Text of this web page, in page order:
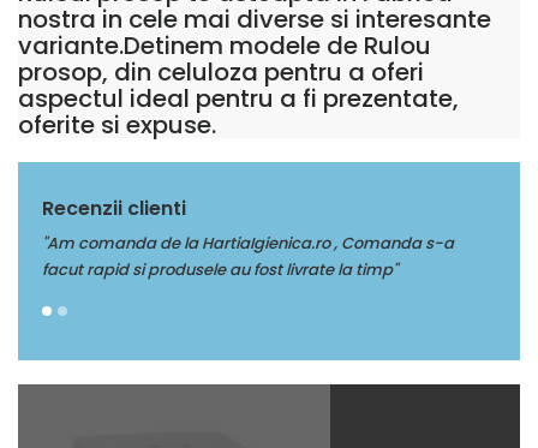
nostra in cele mai diverse si interesante
variante.Detinem modele de Rulou
prosop, din celuloza pentru a oferi
aspectul ideal pentru a fi prezentate,
oferite si expuse.
Recenzii clienti
, Comanda s-a
la timp"
"Multumim Echipei Soft sense pentru